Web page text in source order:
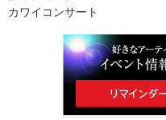
カワイコンサート